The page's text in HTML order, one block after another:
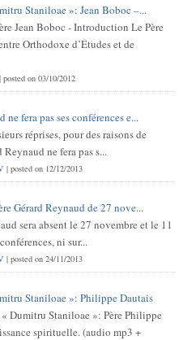
Staniloae »: Jean Boboc –...
Jean Boboc - Introduction Le Père
Orthodoxe d’Études et de
| posted on 03/10/2012
fera pas ses conférences e...
réprises, pour des raisons de
ne fera pas s...
| posted on 12/12/2013
Gérard Reynaud de 27 nove...
sera absent le 27 novembre et le 11
ni sur...
| posted on 24/11/2013
Staniloae »: Philippe Dautais
Dumitru Staniloae »: Père Philippe
spirituelle. (audio mp3 +